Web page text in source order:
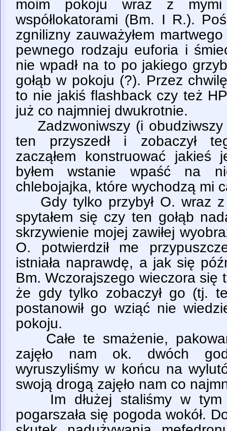
moim pokoju wraz z mymi
współlokatorami (Bm. I R.).
zgnilizny zauważyłem
pewnego rodzaju euforia i
nie wpadł na to po jakiego
gołąb w pokoju (?). Przez
to nie jakiś flashback czy też
już co najmniej dwukrotnie.
Zadzwoniwszy (i obudziwszy
ten przyszedł i zobaczył
zacząłem konstruować jakieś
byłem wstanie wpaść na
chlebojajka, które wychodzą mi
Gdy tylko przybył O. wraz z
spytałem się czy ten gołąb
skrzywienie mojej zawiłej
O. potwierdził me
istniała naprawdę, a jak się
Bm. Wczorajszego wieczora się
że gdy tylko zobaczył go (tj.
postanowił go wziąć nie
pokoju.
Całe te smażenie,
zajęło nam ok. dwóch
wyruszyliśmy w końcu na
swoją drogą zajęło nam co
Im dłużej staliśmy w tym
pogarszała się pogoda wokół.